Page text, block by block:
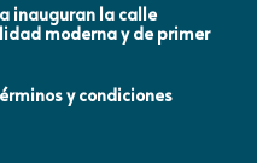
inauguran la calle
moderna y de primer
y condiciones